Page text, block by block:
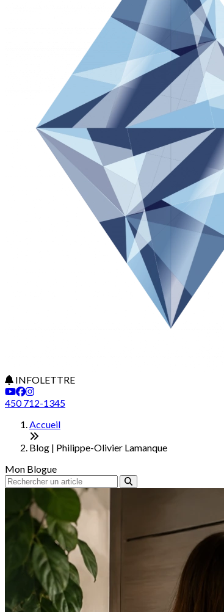
INFOLETTRE
450 712-1345
Accueil
Blog | Philippe-Olivier Lamanque
Mon Blogue